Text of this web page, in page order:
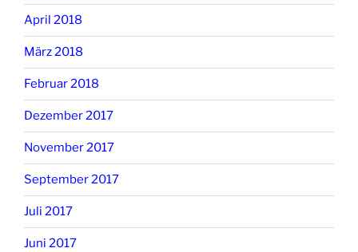
April 2018
März 2018
Februar 2018
Dezember 2017
November 2017
September 2017
Juli 2017
Juni 2017